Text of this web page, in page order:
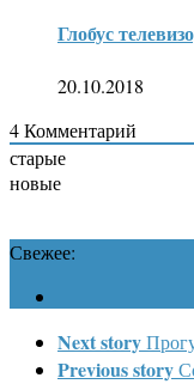
Глобус
20.10.2018
4Комментарий
старые
новые
Свежее:
Next story
Previous story